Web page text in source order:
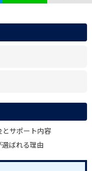
とサポート内容
ばれる理由